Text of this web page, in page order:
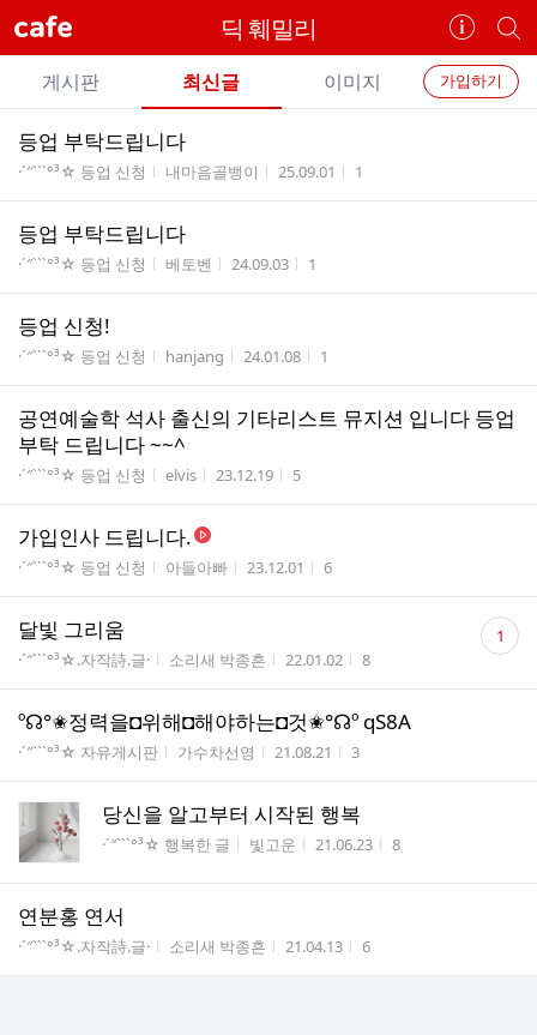
cafe 딕 훼밀리
카
페
정
보
개
별
카
페
카
페
메
뉴
가입하기
게시판 최신글 이미지
전
체
글
리
등업 부탁드립니다
게시판명
·´″```°³☆ 등업 신청 작성자
내마음골뱅이 작성시간
25.09.01 조회수
1
등업 부탁드립니다
게시판명
·´″```°³☆ 등업 신청 작성자
베토벤 작성시간
24.09.03 조회수
1
등업 신청!
게시판명
·´″```°³☆ 등업 신청 작성자
hanjang 작성시간
24.01.08 조회수
1
공연예술학 석사 출신의 기타리스트 뮤지션 입니다 등업
부탁 드립니다 ~~^
게시판명
·´″```°³☆ 등업 신청 작성자
elvis 작성시간
23.12.19 조회수
5
가입인사 드립니다.
게시판명
·´″```°³☆ 등업 신청 작성자
아들아빠 작성시간
23.12.01 조회수
6
달빛 그리움
게시판명
·´″```°³☆.자작詩.글· 작성자
소리새 박종흔 작성시간
22.01.02 조회수
8
댓
글 1
º☊°✬정력을◘위해◘해야하는◘것✬°☊º qS8A
게시판명
·´″```°³☆ 자유게시판 작성자
가수차선영 작성시간
21.08.21 조회수
3
당신을 알고부터 시작된 행복
게시판명
·´″```°³☆ 행복한 글 작성자
빛고운 작성시간
21.06.23 조회수
8
연분홍 연서
게시판명
·´″```°³☆.자작詩.글· 작성자
소리새 박종흔 작성시간
21.04.13 조회수
6